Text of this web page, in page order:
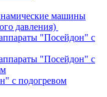
машины
давления)
"Посейдон" с
"Посейдон" с
с подогревом